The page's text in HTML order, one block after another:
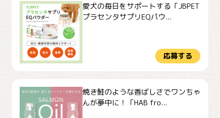
愛犬の毎日をサポートする「JBPET
プラセンタサプリEQパウ...
応募する
焼き鮭のような香ばしさでワンちゃ
んが夢中に！「HAB fro...